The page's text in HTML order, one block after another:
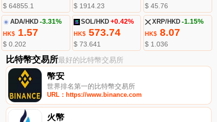
$ 64855.1 $ 1914.23 $ 45.76
ADA/HKD -3.31%
HK$1.57
$ 0.202
SOL/HKD +0.42%
HK$ 573.74
$ 73.641
XRP/HKD -1.15%
HK$8.07
$ 1.036
比特幣交易所最好的比特幣交易所
幣安
世界排名第一的比特幣交易所
URL：https://www.binance.com
火幣